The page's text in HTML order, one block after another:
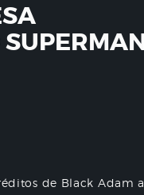
de Black Adam